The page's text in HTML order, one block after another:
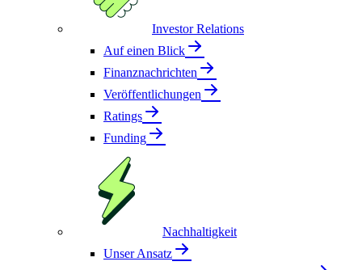
Investor Relations
Auf einen Blick
Finanznachrichten
Veröffentlichungen
Ratings
Funding
Nachhaltigkeit
Unser Ansatz